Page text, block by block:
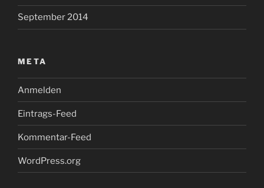
September 2014
META
Anmelden
Eintrags-Feed
Kommentar-Feed
WordPress.org